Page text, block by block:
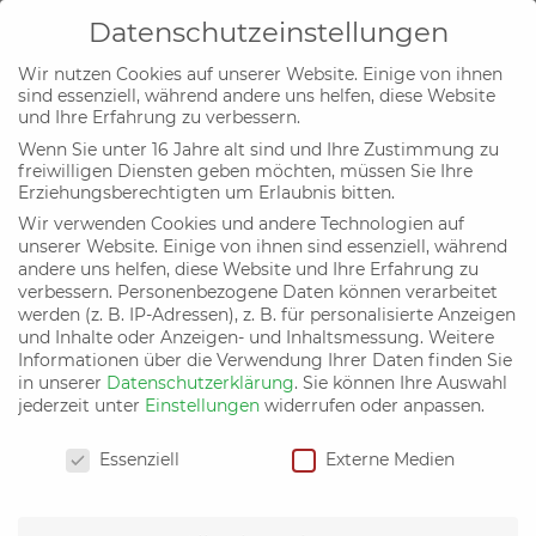
Bürgergeld oder Grundsicherung:
Reformbedarf mit Augenmaß
vonbuendnis-c|16. Jan. 2026 |Aktuelles
Datenschutzeinstellungen
Wir nutzen Cookies auf unserer Website. Einige von ihnen
sind essenziell, während andere uns helfen, diese Website
und Ihre Erfahrung zu verbessern.
Wenn Sie unter 16 Jahre alt sind und Ihre Zustimmung zu
freiwilligen Diensten geben möchten, müssen Sie Ihre
Erziehungsberechtigten um Erlaubnis bitten.
Wir verwenden Cookies und andere Technologien auf
unserer Website. Einige von ihnen sind essenziell, während
andere uns helfen, diese Website und Ihre Erfahrung zu
verbessern. Personenbezogene Daten können verarbeitet
werden (z. B. IP-Adressen), z. B. für personalisierte Anzeigen
und Inhalte oder Anzeigen- und Inhaltsmessung. Weitere
Informationen über die Verwendung Ihrer Daten finden Sie
in unserer Datenschutzerklärung. Sie können Ihre Auswahl
jederzeit unter Einstellungen widerrufen oder anpassen.
Essenziell Externe Medien